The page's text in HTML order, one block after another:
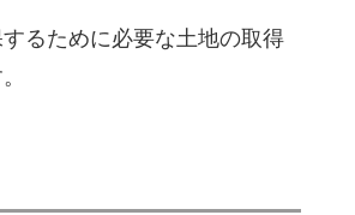
るために必要な土地の取得